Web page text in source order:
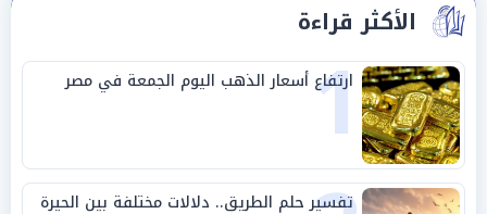
الأكثر قراءة
1
ارتفاع أسعار الذهب اليوم الجمعة في مصر
تفسير حلم الطريق.. دلالات مختلفة بين الحيرة